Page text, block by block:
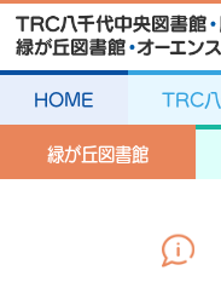
HOME TRC八
緑が丘図書館